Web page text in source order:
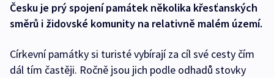
Česku je prý spojení památek několika křesťanských
směrů i židovské komunity na relativně malém území.
Církevní památky si turisté vybírají za cíl své cesty čím
dál tím častěji. Ročně jsou jich podle odhadů stovky